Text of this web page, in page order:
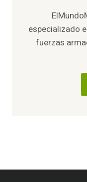
especializado
fuerzas